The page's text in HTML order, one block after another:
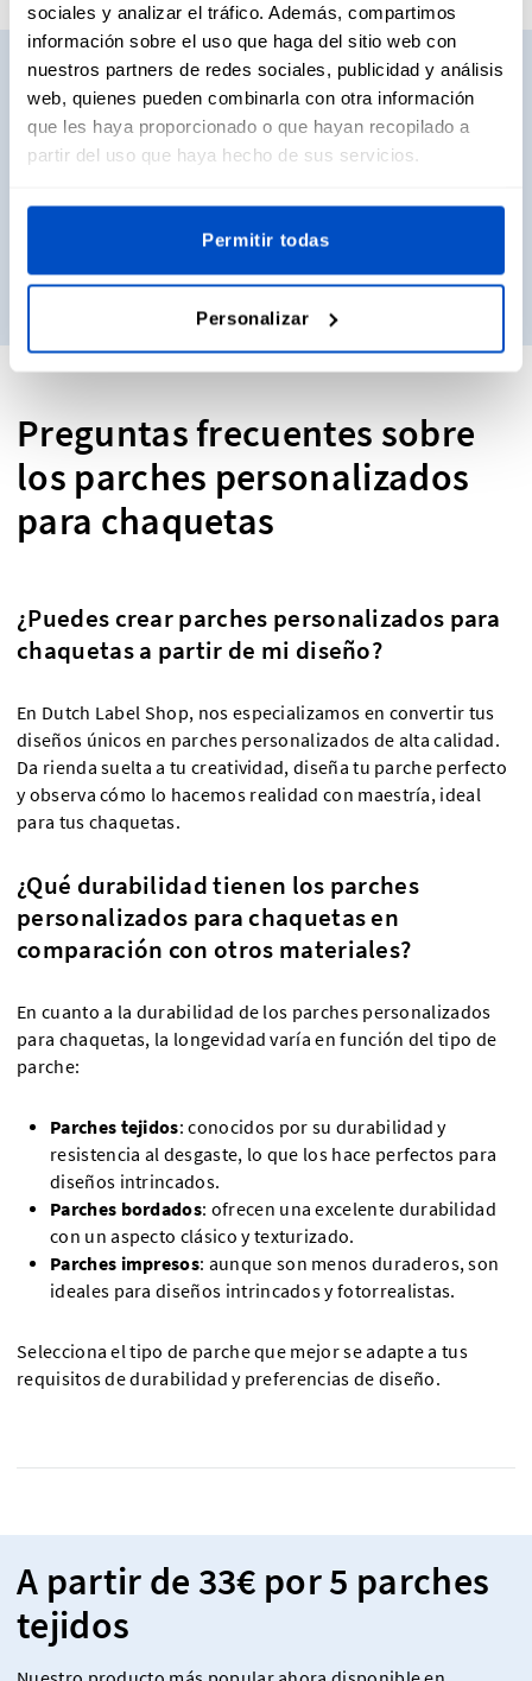
sociales y analizar el tráfico. Además, compartimos
información sobre el uso que haga del sitio web con
nuestros partners de redes sociales, publicidad y análisis
web, quienes pueden combinarla con otra información
que les haya proporcionado o que hayan recopilado a
partir del uso que haya hecho de sus servicios.
Permitir todas
Personalizar
¿Quieres solicitar muestras?
¿Quieres ver y tocar físicamente las etiquetas antes de
decidir qué etiquetas comprar? No te preocupes. ¡Pide tus
directamente!
Solicitar muestras
Preguntas frecuentes sobre
los parches personalizados
para chaquetas
¿Puedes crear parches personalizados para
chaquetas a partir de mi diseño?
En Dutch Label Shop, nos especializamos en convertir tus
diseños únicos en parches personalizados de alta calidad.
Da rienda suelta a tu creatividad, diseña tu parche perfecto
y observa cómo lo hacemos realidad con maestría, ideal
para tus chaquetas.
¿Qué durabilidad tienen los parches
personalizados para chaquetas en
comparación con otros materiales?
En cuanto a la durabilidad de los parches personalizados
para chaquetas, la longevidad varía en función del tipo de
parche:
Parches tejidos: conocidos por su durabilidad y
resistencia al desgaste, lo que los hace perfectos para
diseños intrincados.
Parches bordados: ofrecen una excelente durabilidad
con un aspecto clásico y texturizado.
Parches impresos: aunque son menos duraderos, son
ideales para diseños intrincados y fotorrealistas.
Selecciona el tipo de parche que mejor se adapte a tus
requisitos de durabilidad y preferencias de diseño.
A partir de 33€ por 5 parches
tejidos